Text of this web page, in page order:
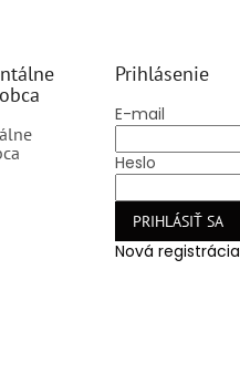
Prihlásenie
E-mail
Heslo
PRIHLÁSIŤ SA
Nová registrácia